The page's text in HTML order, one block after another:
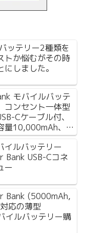
ッテリー2種類を
トか悩むがその時
しました。
モバイルバッテ
コンセント一体型
Cケーブル付、
量10,000mAh、
リーズナブルな価
イルバッテリー
Bank USB-Cコネ
ー
Bank (5000mAh,
応の薄型
イルバッテリー購